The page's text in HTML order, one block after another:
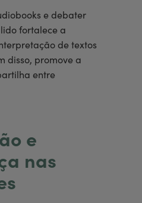
e debater
fortalece a
de textos
disso, promove a
entre
e
nas